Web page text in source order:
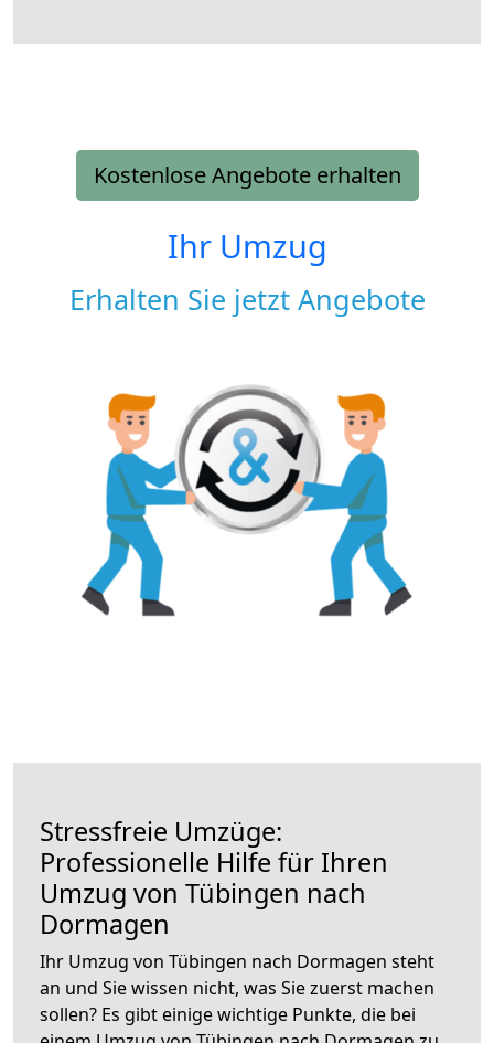
Kostenlose Angebote erhalten
Ihr Umzug
Erhalten Sie jetzt Angebote
Stressfreie Umzüge:
Professionelle Hilfe für Ihren
Umzug von Tübingen nach
Dormagen
Ihr Umzug von Tübingen nach Dormagen steht
an und Sie wissen nicht, was Sie zuerst machen
sollen? Es gibt einige wichtige Punkte, die bei